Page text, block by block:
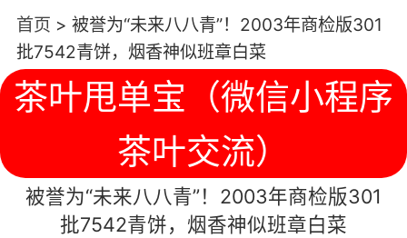
首页 > 被誉为“未来八八青”！2003年商检版301
批7542青饼，烟香神似班章白菜
茶叶甩单宝（微信小程序
茶叶交流）
被誉为“未来八八青”！2003年商检版301
批7542青饼，烟香神似班章白菜